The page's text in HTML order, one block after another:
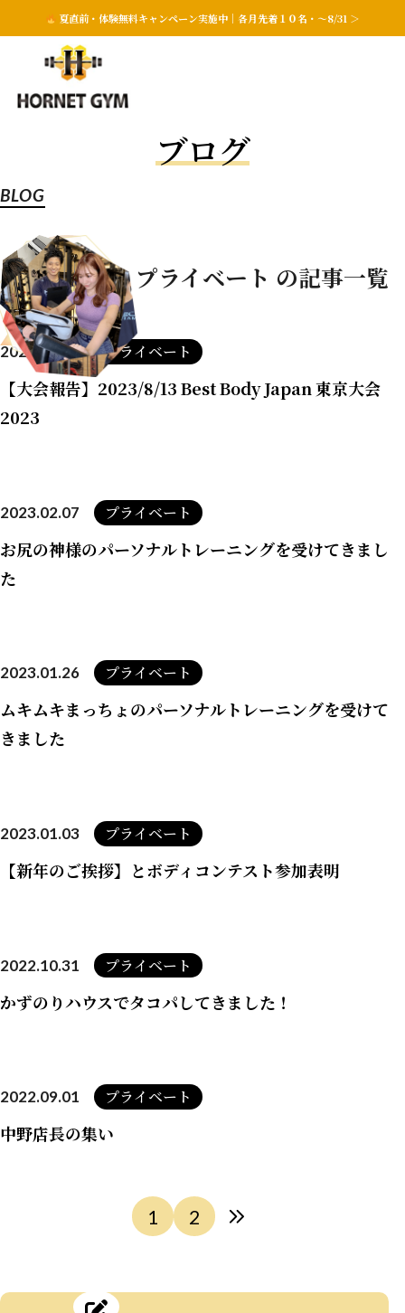
夏直前・体験無料キャンペーン実施中｜各月先着１０名・〜8/31 ＞
ブログ
BLOG
カテゴリー：プライベート の記事一覧
2023.08.25 プライベート
【大会報告】2023/8/13 Best Body Japan 東京大会
2023
2023.02.07 プライベート
お尻の神様のパーソナルトレーニングを受けてきまし
た
2023.01.26 プライベート
ムキムキまっちょのパーソナルトレーニングを受けて
きました
2023.01.03 プライベート
【新年のご挨拶】とボディコンテスト参加表明
2022.10.31 プライベート
かずのりハウスでタコパしてきました！
2022.09.01 プライベート
中野店長の集い
1 2